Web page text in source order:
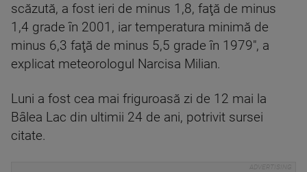
scăzută, a fost ieri de minus 1,8, faţă de minus
1,4 grade în 2001, iar temperatura minimă de
minus 6,3 faţă de minus 5,5 grade în 1979", a
explicat meteorologul Narcisa Milian.
Luni a fost cea mai friguroasă zi de 12 mai la
Bâlea Lac din ultimii 24 de ani, potrivit sursei
citate.